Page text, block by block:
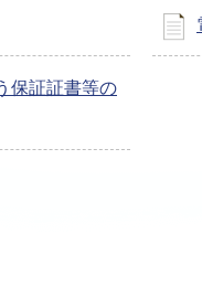
保証証書等の